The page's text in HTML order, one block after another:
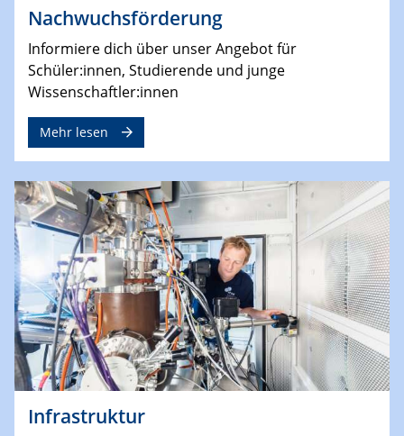
Nachwuchsförderung
Informiere dich über unser Angebot für
Schüler:innen, Studierende und junge
Wissenschaftler:innen
Mehr lesen
Infrastruktur